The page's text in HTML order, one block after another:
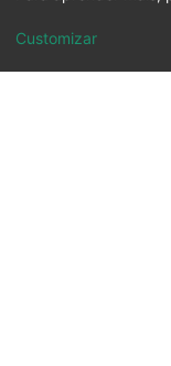
Customizar